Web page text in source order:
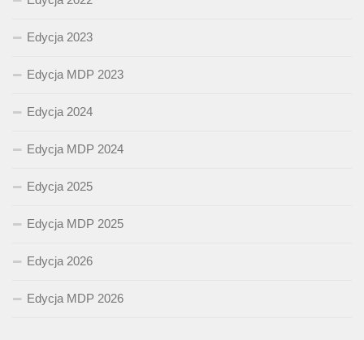
Edycja 2023
Edycja MDP 2023
Edycja 2024
Edycja MDP 2024
Edycja 2025
Edycja MDP 2025
Edycja 2026
Edycja MDP 2026